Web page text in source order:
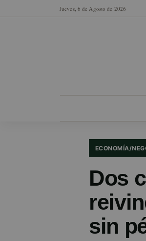
Jueves, 6 de Agosto de 2026
ECONOMÍA/
Dos
sin